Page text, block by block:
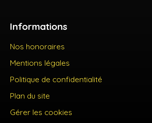
Informations
Nos honoraires
Mentions légales
Politique de confidentialité
Plan du site
Gérer les cookies